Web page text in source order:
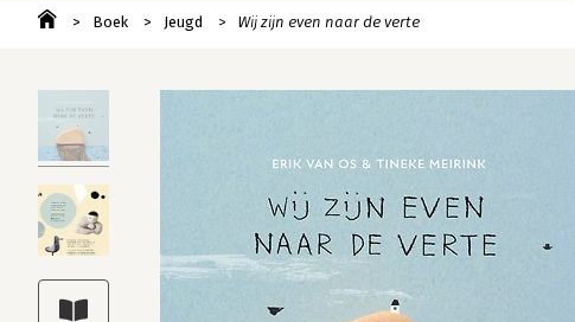
Boek Jeugd Wij zijn even naar de verte